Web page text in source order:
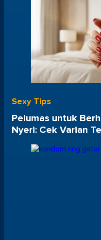
Sexy Tips
Pelumas untuk
Nyeri: Cek Varian